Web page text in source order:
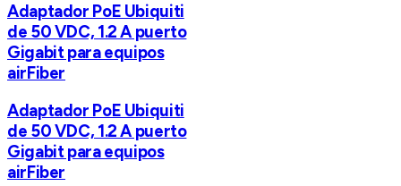
Adaptador PoE Ubiquiti
de 50 VDC, 1.2 A puerto
Gigabit para equipos
airFiber
Adaptador PoE Ubiquiti
de 50 VDC, 1.2 A puerto
Gigabit para equipos
airFiber